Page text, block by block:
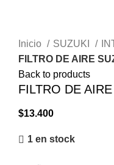
Inicio
SUZUKI
FILTRO DE AIRE
Back to products
FILTRO DE
$13.400
1 en stock